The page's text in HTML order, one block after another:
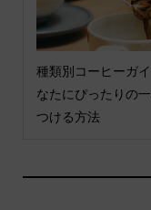
種類別コーヒーガ
なたにぴったりの
つける方法